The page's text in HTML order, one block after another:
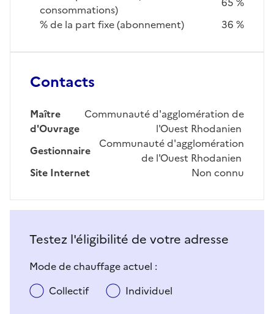
consommations)
% de la part fixe (abonnement)
36 %
Contacts
Maître
d'Ouvrage
Communauté d'agglomération de
l'Ouest Rhodanien
Gestionnaire
Communauté d'agglomération
de l'Ouest Rhodanien
Site Internet
Non connu
Testez l'éligibilité de votre adresse
Mode de chauffage actuel :
Collectif
Individuel